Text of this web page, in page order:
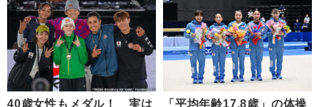
40歳女性もメダル！ 実は
「平均年齢17.8歳」の体操